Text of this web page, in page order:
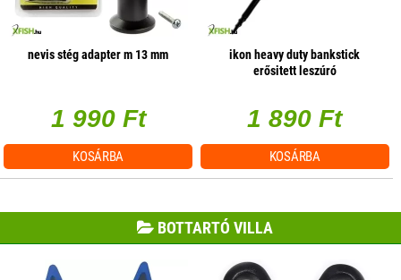
nevis stég adapter m 13 mm
1 990 Ft
KOSÁRBA
ikon heavy duty bankstick
erősitett leszúró
1 890 Ft
KOSÁRBA
BOTTARTÓ VILLA